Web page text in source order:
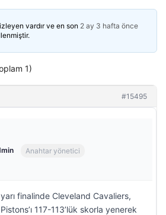
vardır ve en son 2 ay 3 hafta önce
1)
#15495
Anahtar yönetici
yarı finalinde Cleveland Cavaliers,
117-113’lük skorla yenerek